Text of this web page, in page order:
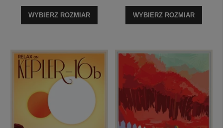
WYBIERZ ROZMIAR WYBIERZ ROZMIAR